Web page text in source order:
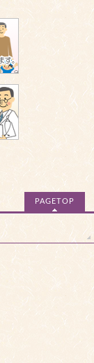
PAGETOP